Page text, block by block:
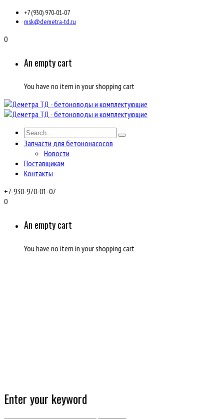
+7 (930) 970-01-07
msk@demetra-td.ru
0
An empty cart
You have no item in your shopping cart
Запчасти для бетононасосов
Новости
Поставщикам
Контакты
+7-930-970-01-07
0
An empty cart
You have no item in your shopping cart
Enter your keyword